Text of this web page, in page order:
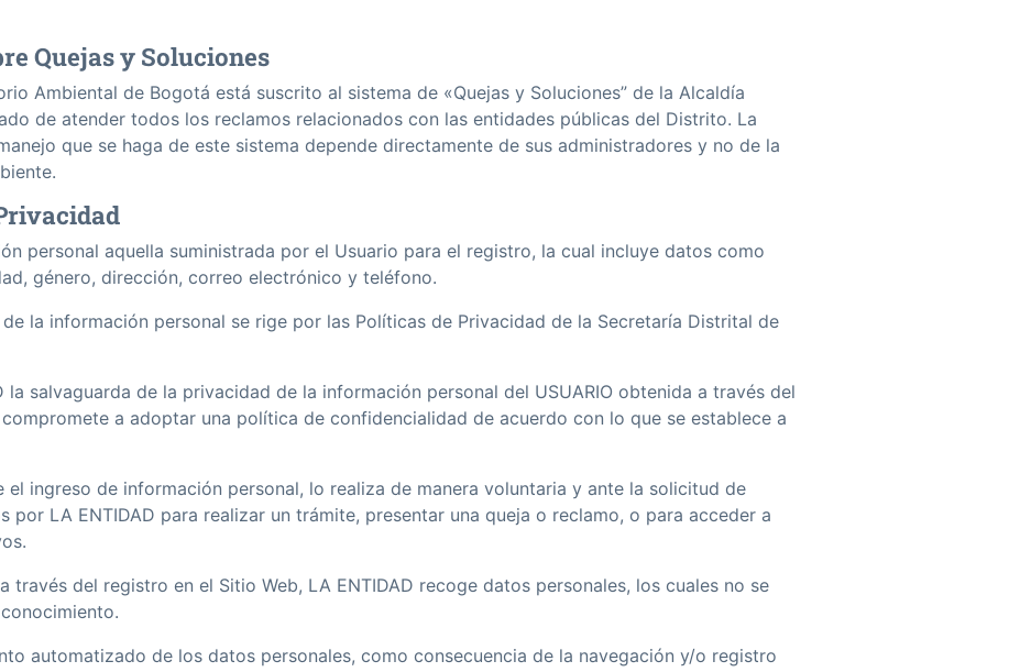
Quejas y Soluciones
Ambiental de Bogotá está suscrito al sistema de «Quejas y Soluciones” de la Alcaldí­a
de atender todos los reclamos relacionados con las entidades públicas del Distrito. La
que se haga de este sistema depende directamente de sus administradores y no de la
personal aquella suministrada por el Usuario para el registro, la cual incluye datos como
género, dirección, correo electrónico y teléfono.
la información personal se rige por las Políticas de Privacidad de la Secretaría Distrital de
la salvaguarda de la privacidad de la información personal del USUARIO obtenida a través del
a adoptar una política de confidencialidad de acuerdo con lo que se establece a
el ingreso de información personal, lo realiza de manera voluntaria y ante la solicitud de
por LA ENTIDAD para realizar un trámite, presentar una queja o reclamo, o para acceder a
través del registro en el Sitio Web, LA ENTIDAD recoge datos personales, los cuales no se
automatizado de los datos personales, como consecuencia de la navegación y/o registro